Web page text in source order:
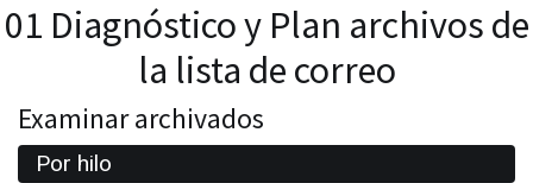
01 Diagnóstico y Plan archivos de
la lista de correo
Examinar archivados
Por hilo